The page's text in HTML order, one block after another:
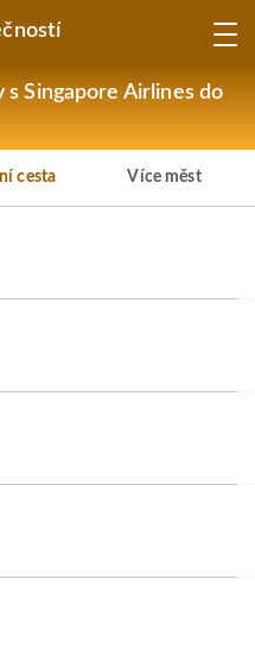
Singapore Airlines do
cesta Více měst